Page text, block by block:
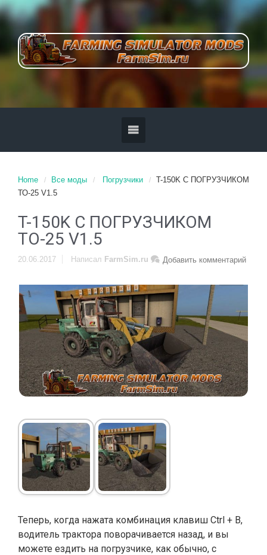
Home Все моды Погрузчики
T-150K С ПОГРУЗЧИКОМ
ТО-25 V1.5
T-150K С ПОГРУЗЧИКОМ
ТО-25 V1.5
20.06.2017 Добавить комментарий
Написал FarmSim.ru
Теперь, когда нажата комбинация клавиш Ctrl + B,
водитель трактора поворачивается назад, и вы
можете ездить на погрузчике, как обычно, с